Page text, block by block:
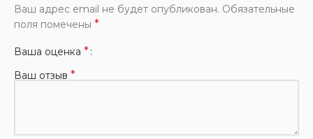
Ваш адрес email не будет опубликован. Обязательные
поля помечены *
Ваша оценка *
Ваш отзыв *